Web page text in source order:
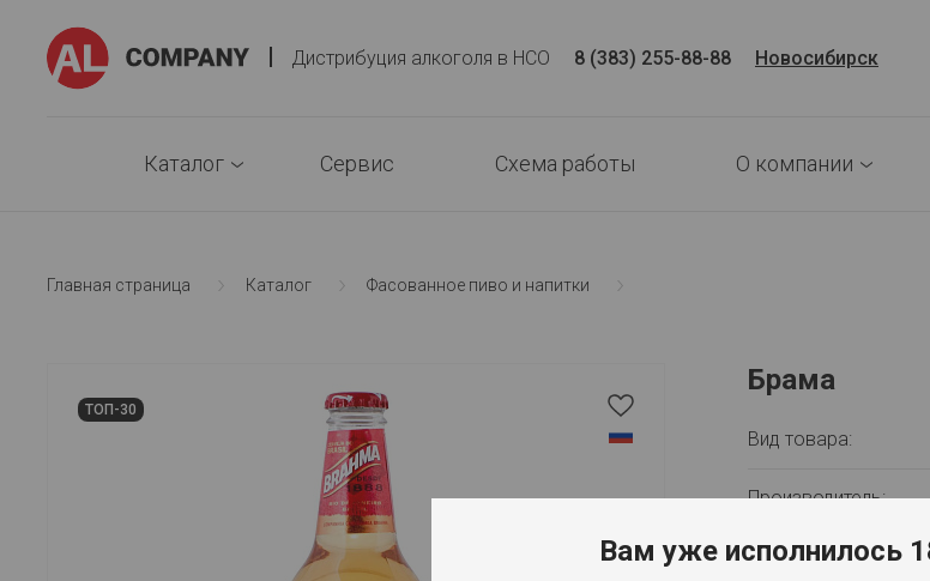
Дистрибуция алкоголя в HCO 8 (383) 255-88-88 Новосибирск
Каталог Сервис Схема работы О компании
Главная страница Каталог Фасованное пиво и напитки
ТОП-30
Брама
Вид товара:
Производитель:
Объём:
Вам уже исполнилось